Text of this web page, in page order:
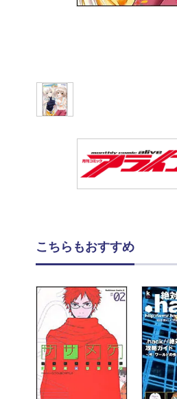
こちらもおすすめ